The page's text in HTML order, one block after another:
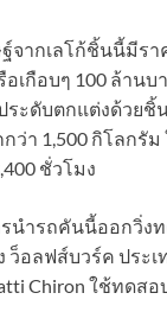
จากเลโก้ชิ้นนี้มีรา
เกือบๆ 100 ล้านบ
ระดับตกแต่งด้วยชิ้
า 1,500 กิโลกรัม
ชั่วโมง
นำรถคันนี้ออกวิ่งท
ว็อลฟส์บวร์ค ประ
Chiron ใช้ทดสอ